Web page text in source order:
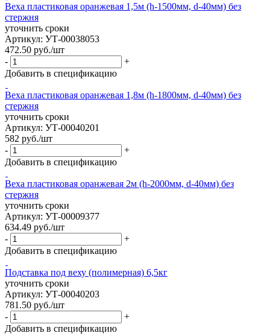
Веха пластиковая оранжевая 1,5м (h-1500мм, d-40мм) без
стержня
уточнить сроки
Артикул: УТ-00038053
472.50 руб./шт
-
+
Добавить в спецификацию
Веха пластиковая оранжевая 1,8м (h-1800мм, d-40мм) без
стержня
уточнить сроки
Артикул: УТ-00040201
582 руб./шт
-
+
Добавить в спецификацию
Веха пластиковая оранжевая 2м (h-2000мм, d-40мм) без
стержня
уточнить сроки
Артикул: УТ-00009377
634.49 руб./шт
-
+
Добавить в спецификацию
Подставка под веху (полимерная) 6,5кг
уточнить сроки
Артикул: УТ-00040203
781.50 руб./шт
-
+
Добавить в спецификацию